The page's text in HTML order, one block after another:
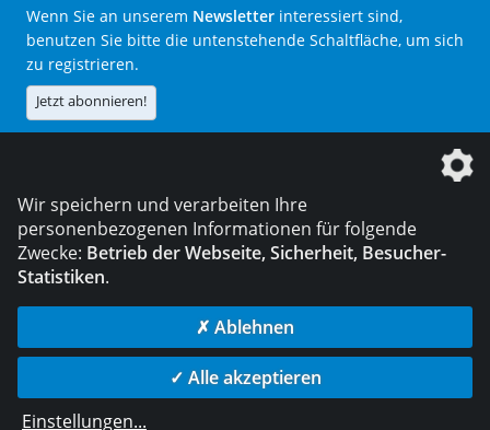
Wenn Sie an unserem Newsletter interessiert sind,
benutzen Sie bitte die untenstehende Schaltfläche, um sich
zu registrieren.
Jetzt abonnieren!
Die DVS Media GmbH ist ein Unternehmen der
© 2026 DVS Media GmbH
Datenschutzeinstellungen
die profilschmiede - Internetagentur
Wir speichern und verarbeiten Ihre
personenbezogenen Informationen für folgende
Zwecke: Betrieb der Webseite, Sicherheit, Besucher-
Statistiken.
✗ Ablehnen
✓ Alle akzeptieren
Einstellungen...